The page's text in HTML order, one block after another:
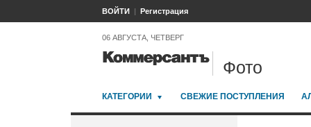
ВОЙТИ Регистрация
06 АВГУСТА, ЧЕТВЕРГ
Фото
КАТЕГОРИИ СВЕЖИЕ ПОСТУПЛЕНИЯ